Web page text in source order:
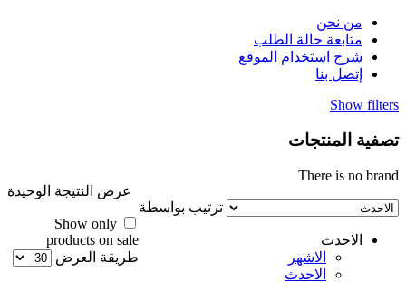
من نحن
متابعة حالة الطلب
شرح استخدام الموقع
إتصل بنا
Show filters
تصفية المنتجات
عرض النتيجة الوحيدة
There is no brand
ترتيب بواسطة
الاحدث
الاشهر
الاحدث
Show only
products on sale
طريقة العرض